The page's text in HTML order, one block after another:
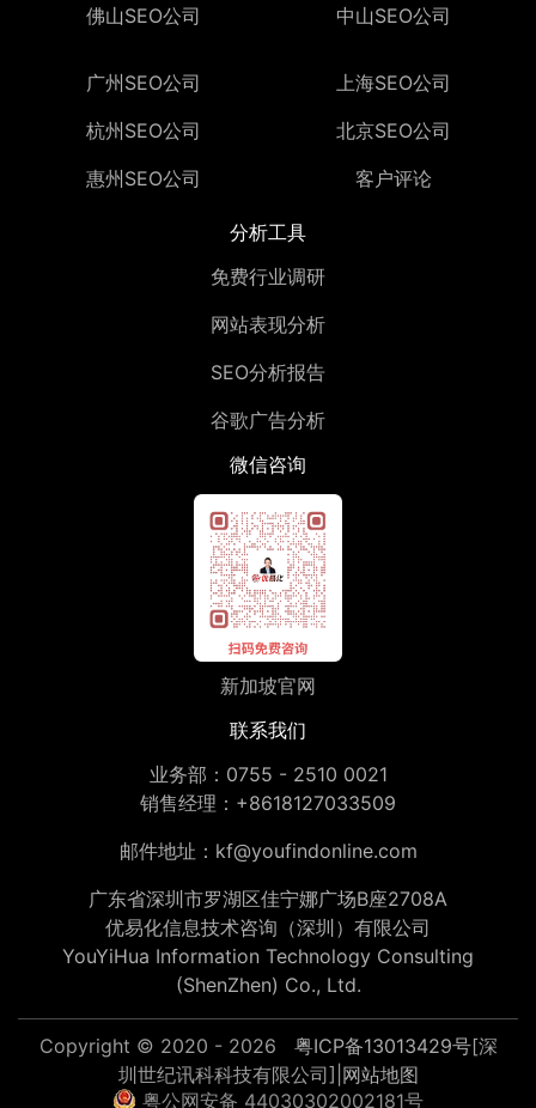
佛山SEO公司
中山SEO公司
广州SEO公司
杭州SEO公司
惠州SEO公司
上海SEO公司
北京SEO公司
客户评论
分析工具
免费行业调研
网站表现分析
SEO分析报告
谷歌广告分析
微信咨询
新加坡官网
联系我们
业务部： 0755 - 2510 0021
销售经理： +8618127033509
邮件地址： kf@youfindonline.com
广东省深圳市罗湖区佳宁娜广场B座2708A
优易化信息技术咨询（深圳）有限公司
YouYiHua Information Technology Consulting
(ShenZhen) Co., Ltd.
Copyright © 2020 - 2026 粤ICP备13013429号[深
圳世纪讯科科技有限公司]| 网站地图
粤公网安备 44030302002181号